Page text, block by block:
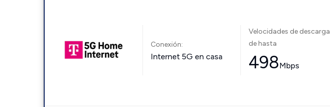
Conexión:
Internet 5G en casa
Velocidades de descarga
de hasta
498Mbps